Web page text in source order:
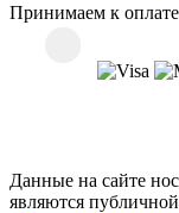
Принимаем к оплате
Данные на сайте
являются